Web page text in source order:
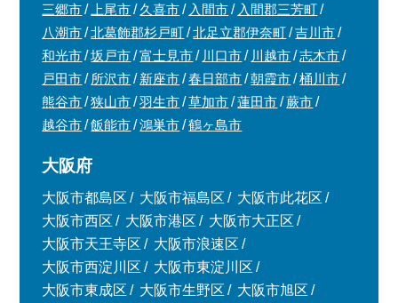
三郷市
上尾市 久喜市 入間市
入間郡三芳町
八潮市
北葛飾郡杉戸町 北足立郡伊奈町
吉川市
和光市
坂戸市 富士見市 川口市 川越市
志木市
戸田市
所沢市 新座市 春日部市 朝霞市
桶川市
熊谷市
狭山市 羽生市 草加市 蓮田市
蕨市
越谷市
飯能市 鴻巣市 鶴ヶ島市
大阪府
大阪市都島区 大阪市福島区
大阪市此花区
大阪市西区
大阪市港区
大阪市大正区
大阪市天王寺区
大阪市浪速区
大阪市西淀川区
大阪市東淀川区
大阪市東成区
大阪市生野区 大阪市旭区